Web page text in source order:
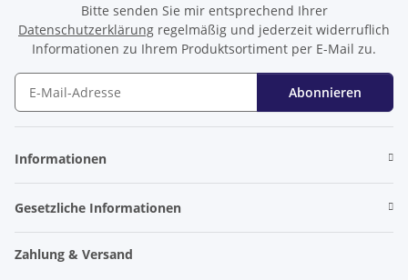
Bitte senden Sie mir entsprechend Ihrer
Datenschutzerklärung regelmäßig und jederzeit widerruflich
Informationen zu Ihrem Produktsortiment per E-Mail zu.
Abonnieren
Informationen
Gesetzliche Informationen
Zahlung & Versand